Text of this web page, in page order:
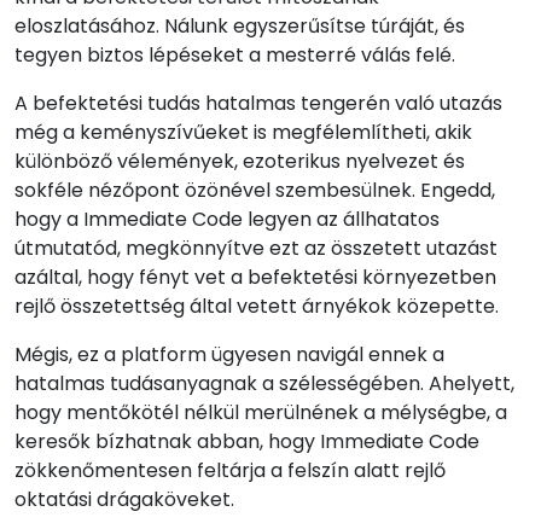
eloszlatásához. Nálunk egyszerűsítse túráját, és
tegyen biztos lépéseket a mesterré válás felé.
A befektetési tudás hatalmas tengerén való utazás
még a keményszívűeket is megfélemlítheti, akik
különböző vélemények, ezoterikus nyelvezet és
sokféle nézőpont özönével szembesülnek. Engedd,
hogy a Immediate Code legyen az állhatatos
útmutatód, megkönnyítve ezt az összetett utazást
azáltal, hogy fényt vet a befektetési környezetben
rejlő összetettség által vetett árnyékok közepette.
Mégis, ez a platform ügyesen navigál ennek a
hatalmas tudásanyagnak a szélességében. Ahelyett,
hogy mentőkötél nélkül merülnének a mélységbe, a
keresők bízhatnak abban, hogy Immediate Code
zökkenőmentesen feltárja a felszín alatt rejlő
oktatási drágaköveket.